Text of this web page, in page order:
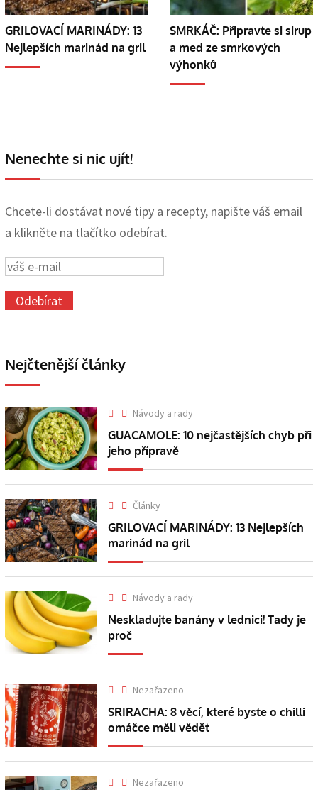
GRILOVACÍ MARINÁDY: 13
Nejlepších marinád na gril
SMRKÁČ: Připravte si sirup
a med ze smrkových
výhonků
Nenechte si nic ujít!
Chcete-li dostávat nové tipy a recepty, napište váš email
a klikněte na tlačítko odebírat.
Nejčtenější články
Návody a rady
GUACAMOLE: 10 nejčastějších chyb při
jeho přípravě
Články
GRILOVACÍ MARINÁDY: 13 Nejlepších
marinád na gril
Návody a rady
Neskladujte banány v lednici! Tady je
proč
Nezařazeno
SRIRACHA: 8 věcí, které byste o chilli
omáčce měli vědět
Nezařazeno